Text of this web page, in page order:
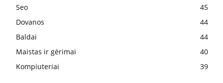
Seo
45
Dovanos
44
Baldai
44
Maistas ir gėrimai
40
Kompiuteriai
39